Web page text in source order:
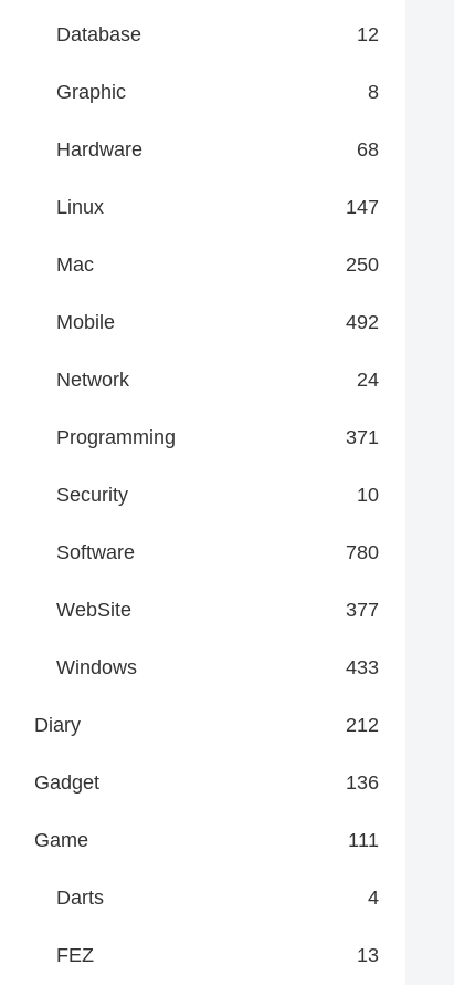
Database 12
Graphic 8
Hardware 68
Linux 147
Mac 250
Mobile 492
Network 24
Programming 371
Security 10
Software 780
WebSite 377
Windows 433
Diary 212
Gadget 136
Game 111
Darts 4
FEZ 13